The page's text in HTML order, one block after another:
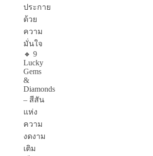
ประกาย
ด้วย
ความ
มั่นใจ
🔸 9
Lucky
Gems
&
Diamonds
– สีสัน
แห่ง
ความ
งดงาม
เติม